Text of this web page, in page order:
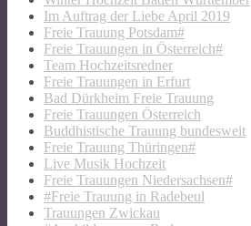
Im Auftrag der Liebe April 2019
Freie Trauung Potsdam#
Freie Trauungen in Österreich#
Team Hochzeitsredner
Freie Trauungen in Erfurt
Bad Dürkheim Freie Trauung
Freie Trauungen Österreich
Buddhistische Trauung bundesweit
Freie Trauung Thüringen#
Live Musik Hochzeit
Freie Trauungen Niedersachsen#
#Freie Trauung in Radebeul
Trauungen Zwickau